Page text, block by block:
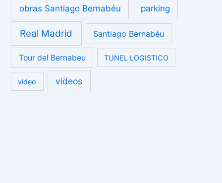
obras Santiago Bernabéu parking
Real Madrid Santiago Bernabéu
Tour del Bernabeu TUNEL LOGISTICO
video videos